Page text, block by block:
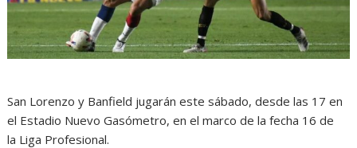
San Lorenzo y Banfield jugarán este sábado, desde las 17 en
el Estadio Nuevo Gasómetro, en el marco de la fecha 16 de
la Liga Profesional.